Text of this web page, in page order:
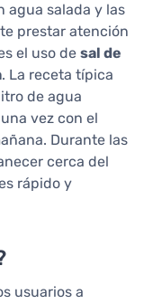
agua salada y las
prestar atención
el uso de sal de
. La receta típica
de agua
vez con el
Durante las
cerca del
rápido y
usuarios a